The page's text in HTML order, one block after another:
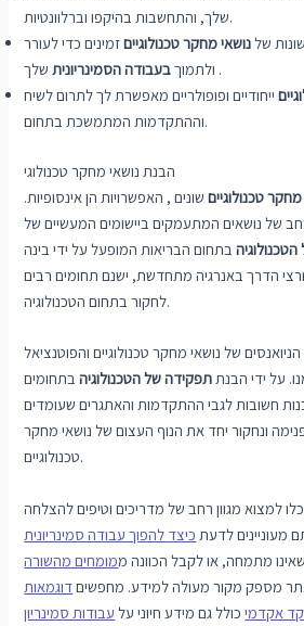
שלך, והתחשבות בהיקפו וברלוונטיות.
שלנושאי מחקר טכנולוגייםזמינים כדי לעורר
ולתמוךבעבודה הסמינריונית
שלך .
ייחודיים ופופולריים מאפשרת לך לתרום לשיח
וההתקדמות המתמשכת בתחום.
הבנת נושאי מחקר טכנולוגי
טכנולוגייםשונים , האפשרויות הן אינסופיות.
רחב של נושאים המתעמקים ביישומים המעשיים של
בתחום הבריאות המופעל על ידי בינה
הדרך באנרגיה מתחדשת, ישנם תחומים רבים
לחקור בתחום הטכנולוגיה.
של נושאי מחקר טכנולוגיים והפוטנציאל
על ידי הבנתתפקידה של הטכנולוגיהבתחומים
חשובות לגבי ההתקדמות והאתגרים שעומדים
פנימה ונחקור יחד את הנוף העצום של נושאי מחקר
טכנולוגיים.
למצוא מגוון רחב של מדריכים וטיפים להצלחה
לדעת כיצד להפוך עבודה סמינריונית
מתמחה, או לקבל הכוונה ממומחים מהשורה
מספק מקור מעולה למידע. מחפשיםדוגמאות
אקדמיכולל גם מידע חיוני על עבודות סמינריון